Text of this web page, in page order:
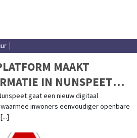
MAAKT
IN NUNSPEET
gaat een nieuw digitaal
inwoners eenvoudiger openbare